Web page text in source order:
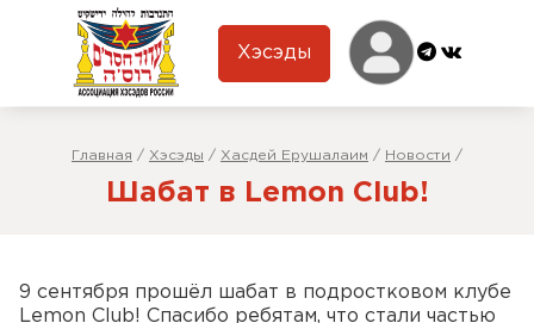
Хэсэды
Главная / Хэсэды / Хасдей Ерушалаим / Новости /
Шабат в Lemon Club!
9 сентября прошёл шабат в подростковом клубе
Lemon Club! Спасибо ребятам, что стали частью